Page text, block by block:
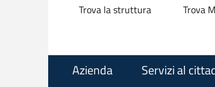
Trova la struttura Trova
Azienda Servizi al